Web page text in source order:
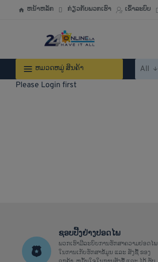
ຫນ້າຫລັກ ກ່ຽວກັບພວກເຮົາ ເຂົ້າລະບົບ
ຫມວດຫມູ່ ສິນຄ້າ All
ໃສ່
ລີ້
Please Login first
ຊອບປີ້ງຢ່າງປອດໄພ
ພວກເຮົາມີລະບົບການຮັກສາຄວາມປອດໄພ
ໃນການເກັບຮັກສາຂໍ້ມູນ ແລະ ສັງຊື້ ຂອງ